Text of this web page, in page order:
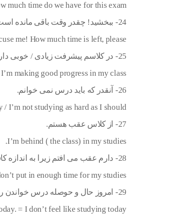
much time do we have for this exam?
24- ببخشید! چقدر وقت باقی مانده است؟
me! How much time is left, please?
25- در کلاسم پیشرفت زیادی / خوبی دارم.
making good progress in my class.
26- آنقدر که باید درس نمی خوانم.
/ I’m not studying as hard as I should.
27- از کلاس عقب هستم.
I’m behind ( the class) in my studies.
28- دارم عقب می افتم زیرا به اندازه کافی برای درس هایم وقت نمی گذارم.
put in enough time for my studies.
29- امروز حال و حوصله درس خواندن را ندارم.
= I don’t feel like studying today.